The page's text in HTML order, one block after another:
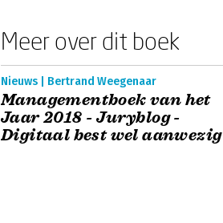
Meer over dit boek
Nieuws | Bertrand Weegenaar
Managementboek van het
Jaar 2018 - Juryblog -
Digitaal best wel aanwezig